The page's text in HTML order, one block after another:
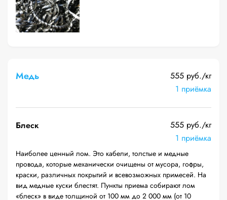
Медь
555 руб./кг
1 приёмка
Блеск
555 руб./кг
1 приёмка
Наиболее ценный лом. Это кабели, толстые и медные
провода, которые механически очищены от мусора, гофры,
краски, различных покрытий и всевозможных примесей. На
вид медные куски блестят. Пункты приема собирают лом
«блеск» в виде толщиной от 100 мм до 2 000 мм (от 10